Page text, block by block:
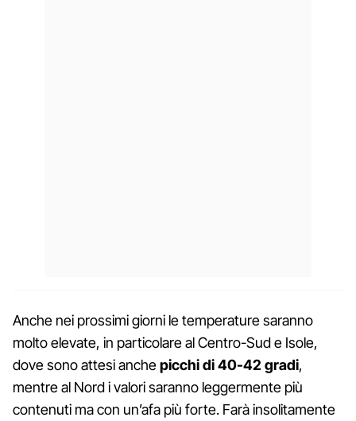
Anche nei prossimi giorni le temperature saranno
molto elevate, in particolare al Centro-Sud e Isole,
dove sono attesi anchepicchi di 40-42 gradi,
mentre al Nord i valori saranno leggermente più
contenuti ma con un’afa più forte. Farà insolitamente